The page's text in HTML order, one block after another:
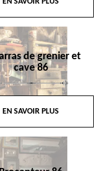
de grenier et
cave 86
EN SAVOIR PLUS